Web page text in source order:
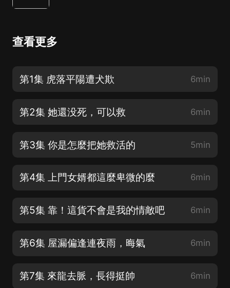
查看更多
第1集 虎落平陽遭犬欺 6min
第2集 她還没死，可以救 6min
第3集 你是怎麼把她救活的 5min
第4集 上門女婿都這麼卑微的麼 6min
第5集 靠！這貨不會是我的情敵吧 6min
第6集 屋漏偏逢連夜雨，晦氣 6min
第7集 來龍去脈，長得挺帥 6min